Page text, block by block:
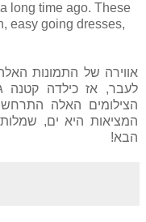
long time ago. These
easy going dresses,
אווירה של התמונות
לעבר, אז כילדה קטנה
הצילומים האלה
המציאות היא ים,
הבא!